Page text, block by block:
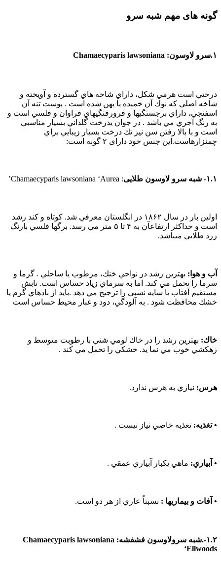
گونه های مهم شبه سرو
۱.سرو لاوسون: Chamaecyparis lawsoniana
درختي است هرمي شكل، داراي شاخه هاي گسترده و آويخته و
شاخه اصلي كه نوك آن خميده يا پهن شده است . پوست تنه آن
اسفنجي، داراي برجستگيها و فرورفتگيهاي فراوان و فلسي است و
به رنگ آجري مي باشد . در جوان يدرخت گلداني بسيار مناسبي
است و با بالا رفتن سن نيز تك درخت بسيار زيبايي براي
چمنزارهاست.این جنس خود دارای ۲ گونه است:
۱.۱- شبه سرو لاوسون طلایی : Chamaecyparis lawsoniana ‘Aurea’
اولين بار در سال ۱۸۶۲ در انگلستان معرفي شد. كوتاه و كند رشد
است و حداكثر ارتفاعآن به ۴ تا ۵ متر مي رسد. برگها فلسي بارنگ
زرد طلايي میباشد.
آب و هوا: بهترين رشد در نواحي خنك، مرطوب يا ساحلي . گرما و
سرما را تحمل مي كند. اما به سرماي زياد حساس است. تابش
مستقيم آفتاب يا سايه نسبي را ترجيح مي دهد .بايد از بادهاي گرم يا
خشك محافظت شود . به آلودگي، دود و غبار محيط حساس است
خاك: بهترين رشد را در خاك لومي شني با رطوبت متوسط و
زهكشي خوب مي نما يد. خشكي را تحمل مي كند .
هرس: نيازي به هرس ندارد.
• تغذيه: تغذيه خاصي نياز نيست .
• آبياري: ماهي يكبار آبياري عمقي .
• آفات و بيماريها : نسبتاً عاري از هر دو است.
۱.۲-.شبه سرولاوسون فشفشه: Chamaecyparis lawsoniana
‘Ellwoods